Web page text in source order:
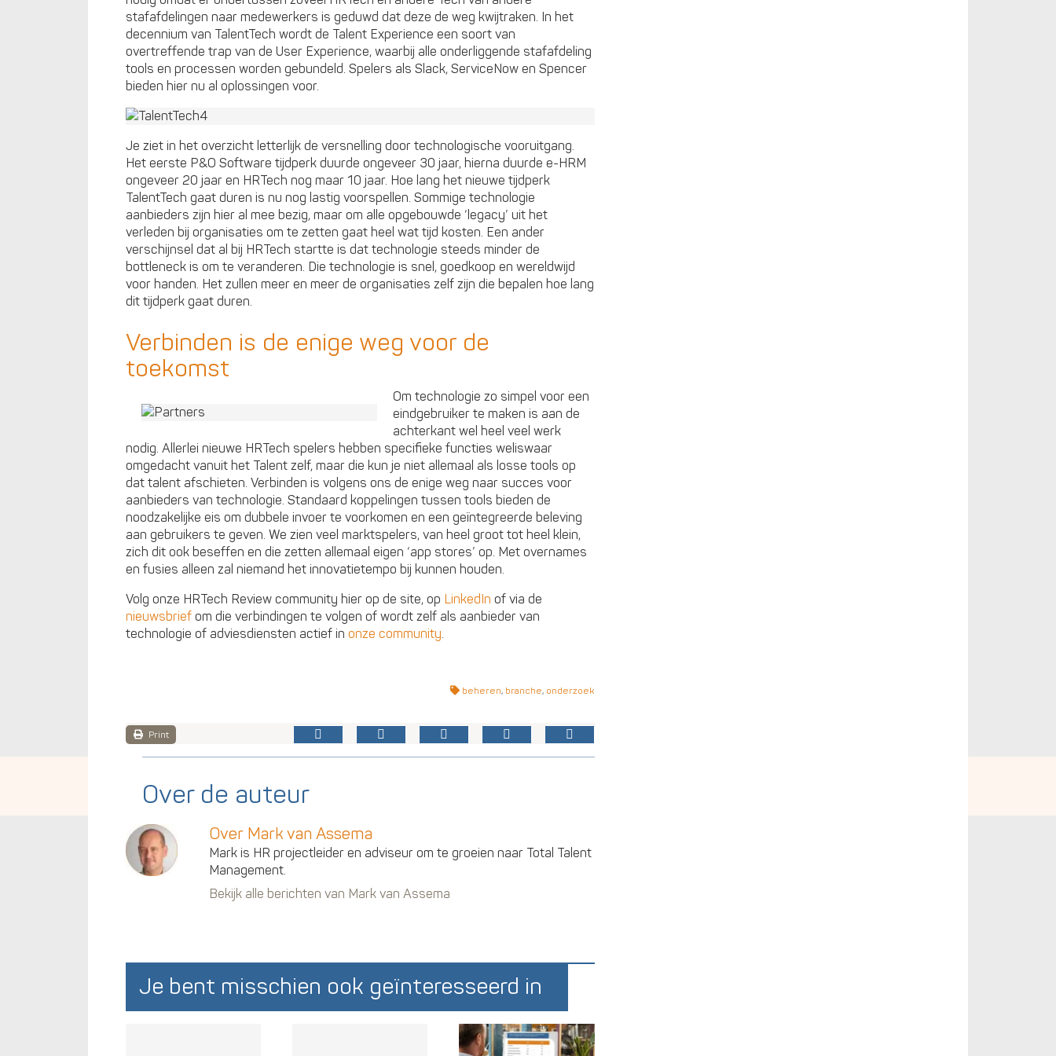
stafafdelingen naar medewerkers is geduwd dat deze de weg kwijtraken. In het
decennium van TalentTech wordt de Talent Experience een soort van
overtreffende trap van de User Experience, waarbij alle onderliggende stafafdeling
tools en processen worden gebundeld. Spelers als Slack, ServiceNow en Spencer
bieden hier nu al oplossingen voor.
Je ziet in het overzicht letterlijk de versnelling door technologische vooruitgang.
Het eerste P&O Software tijdperk duurde ongeveer 30 jaar, hierna duurde e-HRM
ongeveer 20 jaar en HRTech nog maar 10 jaar. Hoe lang het nieuwe tijdperk
TalentTech gaat duren is nu nog lastig voorspellen. Sommige technologie
aanbieders zijn hier al mee bezig, maar om alle opgebouwde ‘legacy’ uit het
verleden bij organisaties om te zetten gaat heel wat tijd kosten. Een ander
verschijnsel dat al bij HRTech startte is dat technologie steeds minder de
bottleneck is om te veranderen. Die technologie is snel, goedkoop en wereldwijd
voor handen. Het zullen meer en meer de organisaties zelf zijn die bepalen hoe lang
dit tijdperk gaat duren.
Verbinden is de enige weg voor de
toekomst
Om technologie zo simpel voor een
eindgebruiker te maken is aan de
achterkant wel heel veel werk
nodig. Allerlei nieuwe HRTech spelers hebben specifieke functies weliswaar
omgedacht vanuit het Talent zelf, maar die kun je niet allemaal als losse tools op
dat talent afschieten. Verbinden is volgens ons de enige weg naar succes voor
aanbieders van technologie. Standaard koppelingen tussen tools bieden de
noodzakelijke eis om dubbele invoer te voorkomen en een geïntegreerde beleving
aan gebruikers te geven. We zien veel marktspelers, van heel groot tot heel klein,
zich dit ook beseffen en die zetten allemaal eigen ‘app stores’ op. Met overnames
en fusies alleen zal niemand het innovatietempo bij kunnen houden.
Volg onze HRTech Review community hier op de site, op LinkedIn of via de
nieuwsbrief om die verbindingen te volgen of wordt zelf als aanbieder van
technologie of adviesdiensten actief in onze community.
beheren, branche, onderzoek
Print
Over de auteur
Over Mark van Assema
Mark is HR projectleider en adviseur om te groeien naar Total Talent
Management.
Bekijk alle berichten van Mark van Assema
Je bent misschien ook geïnteresseerd in